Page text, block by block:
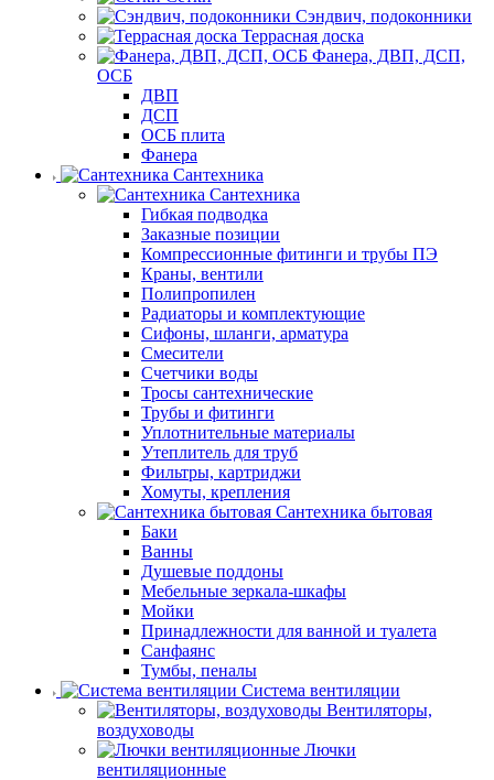
Сэндвич, подоконники
Террасная доска
Фанера, ДВП, ДСП,
ОСБ
ДВП
ДСП
ОСБ плита
Фанера
Сантехника
Сантехника
Гибкая подводка
Заказные позиции
Компрессионные фитинги и трубы ПЭ
Краны, вентили
Полипропилен
Радиаторы и комплектующие
Сифоны, шланги, арматура
Смесители
Счетчики воды
Тросы сантехнические
Трубы и фитинги
Уплотнительные материалы
Утеплитель для труб
Фильтры, картриджи
Хомуты, крепления
Сантехника бытовая
Баки
Ванны
Душевые поддоны
Мебельные зеркала-шкафы
Мойки
Принадлежности для ванной и туалета
Санфаянс
Тумбы, пеналы
Система вентиляции
Вентиляторы,
воздуховоды
Лючки
вентиляционные